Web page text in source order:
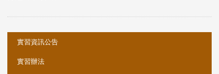
實習資訊公告
實習辦法